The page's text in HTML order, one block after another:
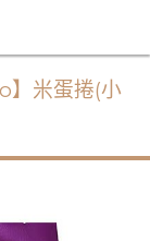
】米蛋捲(小